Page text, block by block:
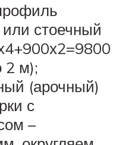
стоечный
2 м);
(арочный)
с
–